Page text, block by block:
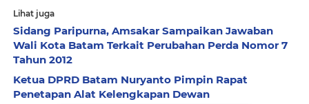
Lihat juga
Sidang Paripurna, Amsakar Sampaikan Jawaban
Wali Kota Batam Terkait Perubahan Perda Nomor 7
Tahun 2012
Ketua DPRD Batam Nuryanto Pimpin Rapat
Penetapan Alat Kelengkapan Dewan